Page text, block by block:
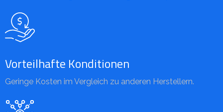
Vorteilhafte Konditionen
Geringe Kosten im Vergleich zu anderen Herstellern.